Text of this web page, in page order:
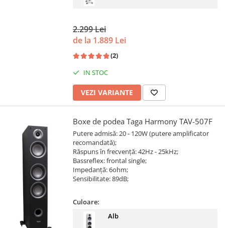
2.299 Lei
de la 1.889 Lei
(2)
IN STOC
VEZI VARIANTE
Boxe de podea Taga Harmony TAV-507F
Putere admisă: 20 - 120W (putere amplificator
recomandată);
Răspuns în frecvență: 42Hz - 25kHz;
Bassreflex: frontal single;
Impedanță: 6ohm;
Sensibilitate: 89dB;
Culoare:
Alb